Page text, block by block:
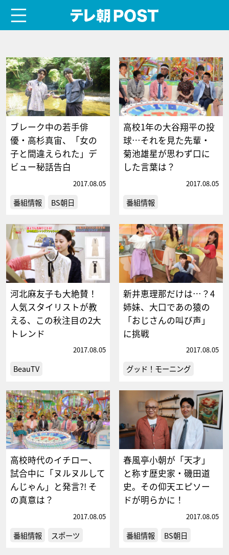
ブレーク中の若手俳
優・高杉真宙、「女の
子と間違えられた」デ
ビュー秘話告白
2017.08.05
番組情報 BS朝日
高校1年の大谷翔平の投
球…それを見た先輩・
菊池雄星が思わず口に
した言葉は？
2017.08.05
番組情報
河北麻友子も大絶賛！
人気スタイリストが教
える、この秋注目の2大
トレンド
2017.08.05
BeauTV
新井恵理那だけは…？4
姉妹、大口であの猿の
「おじさんの叫び声」
に挑戦
2017.08.05
グッド！モーニング
高校時代のイチロー、
試合中に「ヌルヌルして
んじゃん」と発言?! そ
の真意は？
2017.08.05
番組情報 スポーツ
春風亭小朝が「天才」
と称す歴史家・磯田道
史。その仰天エピソー
ドが明らかに！
2017.08.05
番組情報 BS朝日